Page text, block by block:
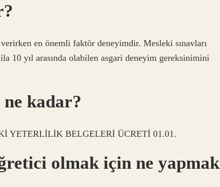
en önemli faktör deneyimdir. Mesleki sınavları
10 yıl arasında olabilen asgari deneyim gereksinimini
kadar?
YETERLİLİK BELGELERİ ÜCRETİ 01.01.
olmak için ne yapmak